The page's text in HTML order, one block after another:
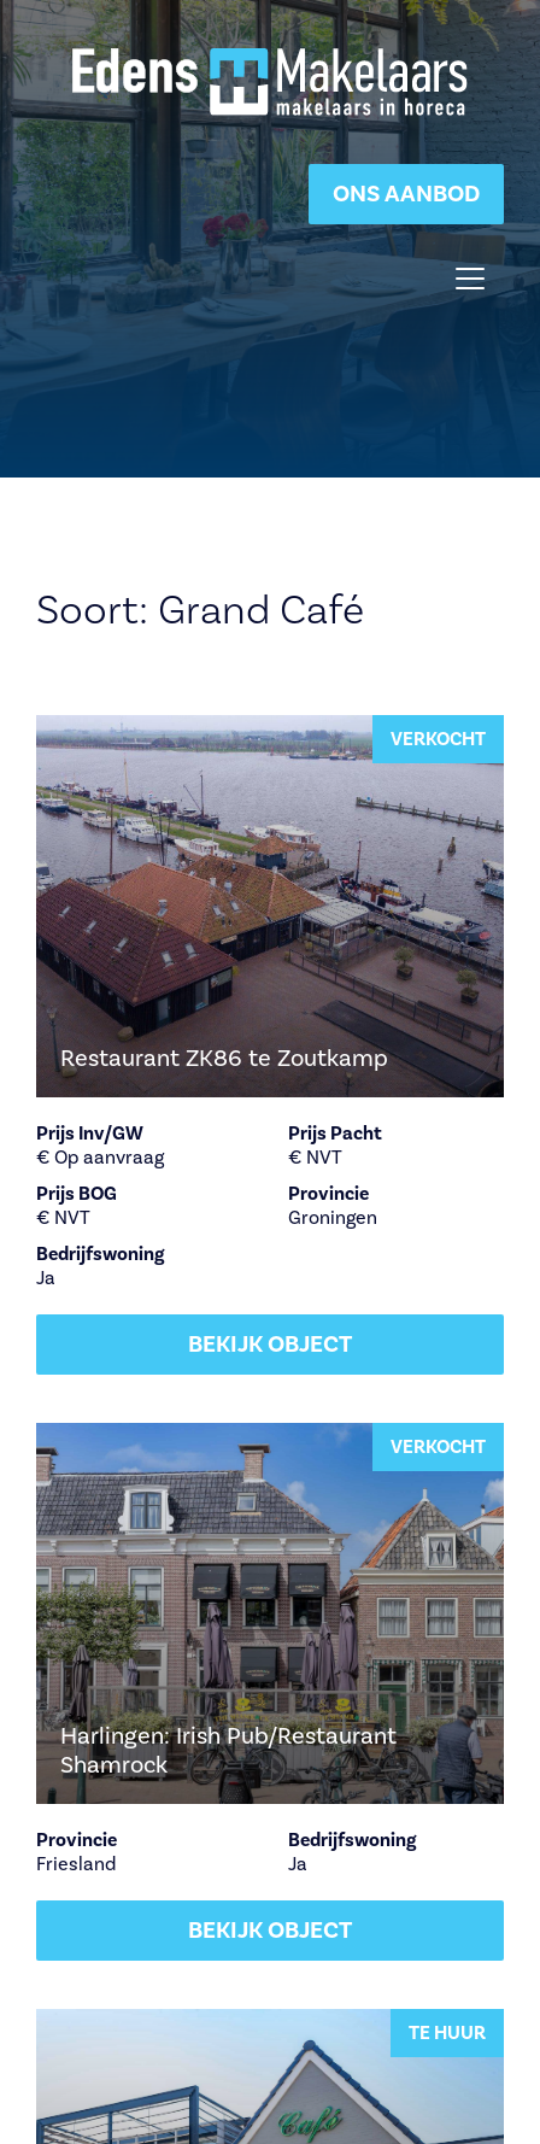
ONS AANBOD
Soort: Grand Café
VERKOCHT
Restaurant ZK86 te Zoutkamp
Prijs Inv/GW
€ Op aanvraag
Prijs Pacht
€ NVT
Prijs BOG
€ NVT
Provincie
Groningen
Bedrijfswoning
Ja
BEKIJK OBJECT
VERKOCHT
Harlingen: Irish Pub/Restaurant
Shamrock
Provincie
Friesland
Bedrijfswoning
Ja
BEKIJK OBJECT
TE HUUR